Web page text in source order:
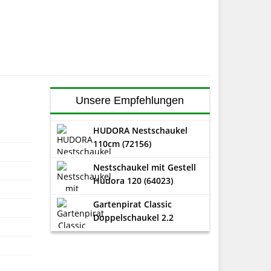
Unsere Empfehlungen
HUDORA Nestschaukel
110cm (72156)
Nestschaukel mit Gestell
Hudora 120 (64023)
Gartenpirat Classic
Doppelschaukel 2.2